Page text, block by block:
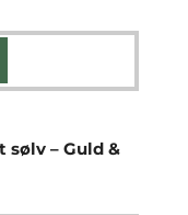
sølv – Guld &